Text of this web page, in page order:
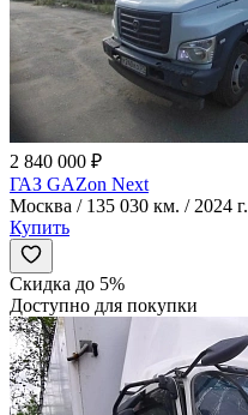
2 840 000 ₽
ГАЗ GAZon Next
Москва / 135 030 км. / 2024 г.
Купить
Скидка до 5%
Доступно для покупки